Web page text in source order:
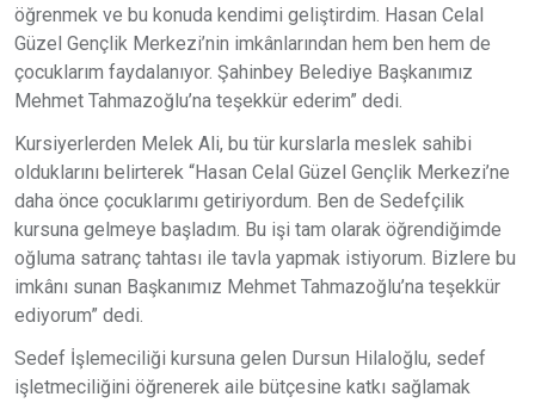
öğrenmek ve bu konuda kendimi geliştirdim. Hasan Celal
Güzel Gençlik Merkezi’nin imkânlarından hem ben hem de
çocuklarım faydalanıyor. Şahinbey Belediye Başkanımız
Mehmet Tahmazoğlu’na teşekkür ederim” dedi.
Kursiyerlerden Melek Ali, bu tür kurslarla meslek sahibi
olduklarını belirterek “Hasan Celal Güzel Gençlik Merkezi’ne
daha önce çocuklarımı getiriyordum. Ben de Sedefçilik
kursuna gelmeye başladım. Bu işi tam olarak öğrendiğimde
oğluma satranç tahtası ile tavla yapmak istiyorum. Bizlere bu
imkânı sunan Başkanımız Mehmet Tahmazoğlu’na teşekkür
ediyorum” dedi.
Sedef İşlemeciliği kursuna gelen Dursun Hilaloğlu, sedef
işletmeciliğini öğrenerek aile bütçesine katkı sağlamak